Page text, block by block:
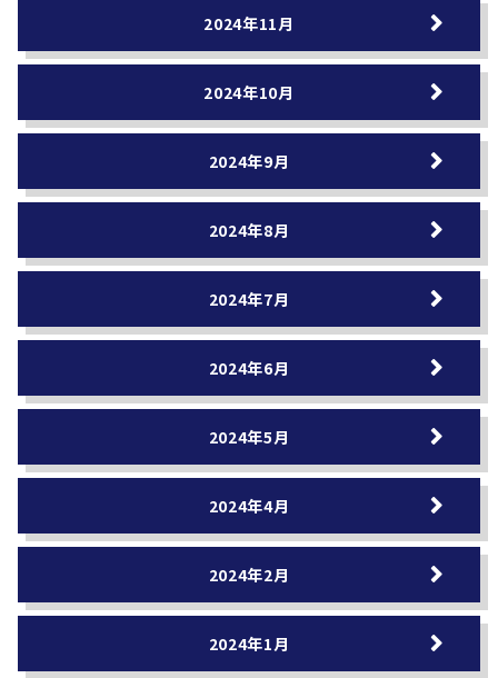
2024年11月
2024年10月
2024年9月
2024年8月
2024年7月
2024年6月
2024年5月
2024年4月
2024年2月
2024年1月